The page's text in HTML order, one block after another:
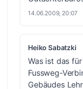
14.06.2009, 20:07
Heiko Sabatzki
Was ist das
Fussweg-
Gebäudes